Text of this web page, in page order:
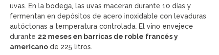
uvas. En la bodega, las uvas maceran durante 10 días y
fermentan en depósitos de acero inoxidable con levaduras
autóctonas a temperatura controlada. El vino envejece
durante 22 meses en barricas de roble francés y
americano de 225 litros.